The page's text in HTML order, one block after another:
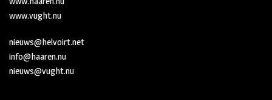
www.vught.nu
nieuws@helvoirt.net
info@haaren.nu
nieuws@vught.nu